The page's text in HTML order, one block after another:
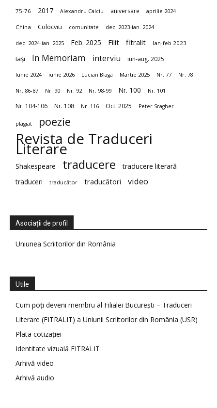
75-76 2017 Alexandru Calciu aniversare aprilie 2024
China Colocviu comunitate dec. 2023-ian. 2024
dec. 2024-ian. 2025 Feb. 2025 Filit fitralit Ian-feb 2023
Iași In Memoriam interviu iun-aug. 2025
Iunie 2024 iunie 2026 Lucian Blaga Martie 2025 Nr. 77 Nr. 78
Nr. 86-87 Nr. 90 Nr. 92 Nr. 98-99 Nr. 100 Nr. 101
Nr. 104-106 Nr. 108 Nr. 116 Oct. 2025 Peter Sragher
plagiat poezie
Revista de Traduceri
Literare
Shakespeare traducere
traducere literară
traduceri
traducător traducători video
Asociații de profil
Uniunea Scriitorilor din România
Utile
Cum poți deveni membru al Filialei București – Traduceri
Literare (FITRALIT) a Uniunii Scriitorilor din România (USR)
Plata cotizației
Identitate vizuală FITRALIT
Arhivă video
Arhivă audio